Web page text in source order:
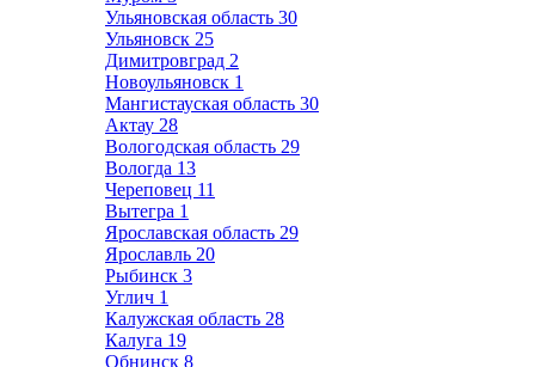
Ульяновская область 30
Ульяновск 25
Димитровград 2
Новоульяновск 1
Мангистауская область 30
Актау 28
Вологодская область 29
Вологда 13
Череповец 11
Вытегра 1
Ярославская область 29
Ярославль 20
Рыбинск 3
Углич 1
Калужская область 28
Калуга 19
Обнинск 8